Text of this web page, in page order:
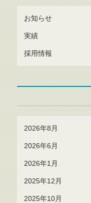
お知らせ
実績
採用情報
2026年8月
2026年6月
2026年1月
2025年12月
2025年10月